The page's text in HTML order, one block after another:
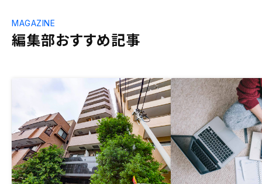
編集部おすすめ記事
MAGAZINE